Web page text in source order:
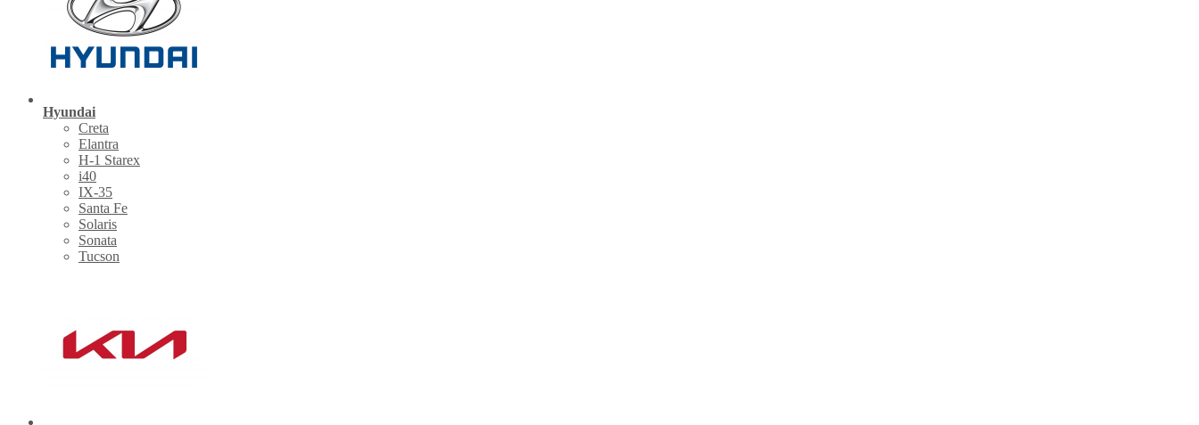
Hyundai
Creta
Elantra
H-1 Starex
i40
IX-35
Santa Fe
Solaris
Sonata
Tucson